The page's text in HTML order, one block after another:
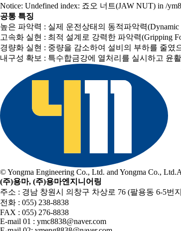
Notice: Undefined index: 죠오 너트(JAW NUT) in /
공통 특징
높은 파악력 : 실제 운전상태의 동적파악력
고속화 실현 : 최적 설계로 강력한 파악력(Gripping
경량화 실현 : 중량을 감소하여 설비의 부하를 줄
내구성 확보 : 특수합금강에 열처리를 실시하고 윤
© Yongma Engineering Co., Ltd. and Yongma Co.,
(주)용마, (주)용마엔지니어링
주소 : 경남 창원시 의창구 차상로 76 (팔용동 6-5번
전화 : 055) 238-8838
FAX : 055) 276-8838
E-mail 01 : ymc8838@naver.com